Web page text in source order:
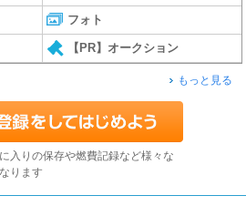
フォト
【PR】オークション
もっと見る
入りの保存や燃費記録など様々な
ります